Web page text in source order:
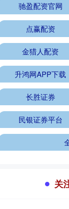
驰盈配资官网
点赢配资
金猎人配资
升鸿网APP下载
长胜证券
民银证券平台
关